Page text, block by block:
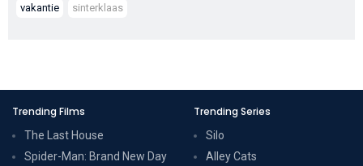
vakantie sinterklaas
Trending Films
The Last House
Spider-Man: Brand New Day
Trending Series
Silo
Alley Cats